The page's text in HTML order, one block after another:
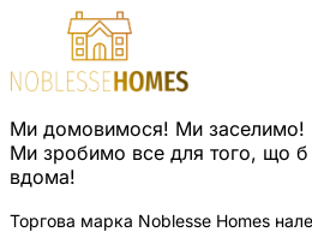
Ми домовимося! Ми заселимо!
Ми зробимо все для того, що б
вдома!
Торгова марка Noblesse Homes